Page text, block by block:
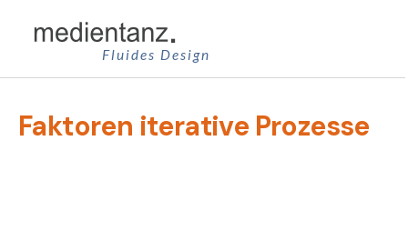
Inhalt
springen
Fluides Design
Faktoren iterative Prozesse